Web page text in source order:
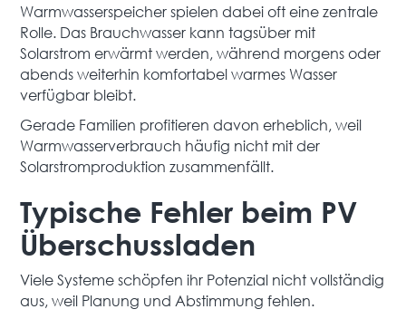
Warmwasserspeicher spielen dabei oft eine zentrale
Rolle. Das Brauchwasser kann tagsüber mit
Solarstrom erwärmt werden, während morgens oder
abends weiterhin komfortabel warmes Wasser
verfügbar bleibt.
Gerade Familien profitieren davon erheblich, weil
Warmwasserverbrauch häufig nicht mit der
Solarstromproduktion zusammenfällt.
Typische Fehler beim PV
Überschussladen
Viele Systeme schöpfen ihr Potenzial nicht vollständig
aus, weil Planung und Abstimmung fehlen.